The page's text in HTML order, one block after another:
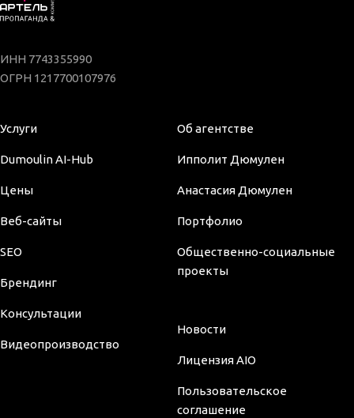
ИНН 7743355990
ОГРН 1217700107976
Услуги
Dumoulin AI-Hub
Цены
Веб-сайты
SEO
Брендинг
Консультации
Видеопроизводство
Об агентстве
Ипполит Дюмулен
Анастасия Дюмулен
Портфолио
Общественно-социальные
проекты
Новости
Лицензия AIO
Пользовательское
соглашение